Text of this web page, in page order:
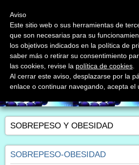
Quantum
Dra.Laura Arnold-nutrición
SOBREPESO Y OBESIDAD
SOBREPESO-OBESIDAD
Aviso
Este sitio web o sus herramientas de
que son necesarias para su
los objetivos indicados en la política de
saber más o retirar su consentimiento
las cookies, revise la política de cookies
Al cerrar este aviso, desplazarse por la
enlace o continuar navegando, acepta el